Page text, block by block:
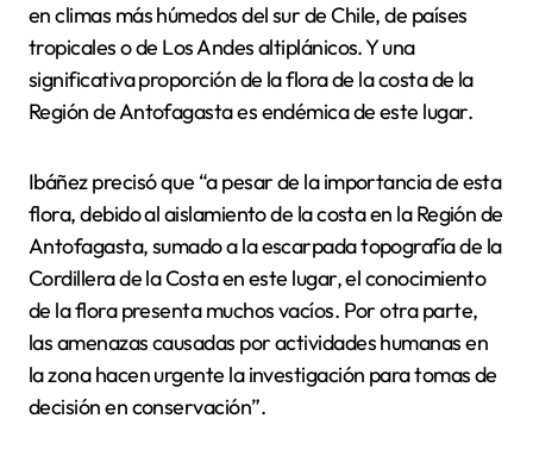
en climas más húmedos del sur de Chile, de países
tropicales o de Los Andes altiplánicos. Y una
significativa proporción de la flora de la costa de la
Región de Antofagasta es endémica de este lugar.
Ibáñez precisó que “a pesar de la importancia de esta
flora, debido al aislamiento de la costa en la Región de
Antofagasta, sumado a la escarpada topografía de la
Cordillera de la Costa en este lugar, el conocimiento
de la flora presenta muchos vacíos. Por otra parte,
las amenazas causadas por actividades humanas en
la zona hacen urgente la investigación para tomas de
decisión en conservación”.